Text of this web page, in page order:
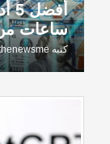
ساعات من
كتبه